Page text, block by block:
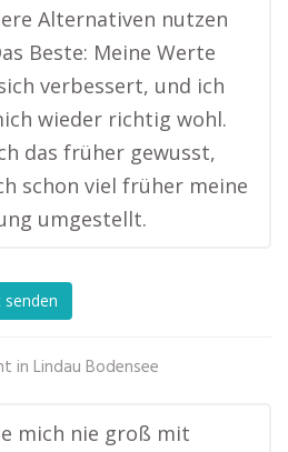
Alternativen nutzen
Beste: Meine Werte
verbessert, und ich
wieder richtig wohl.
das früher gewusst,
schon viel früher meine
umgestellt.
senden
in Lindau Bodensee
mich nie groß mit